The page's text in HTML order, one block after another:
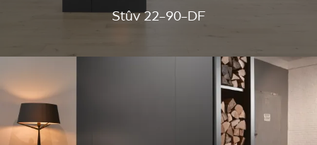
Stûv 22-90-DF